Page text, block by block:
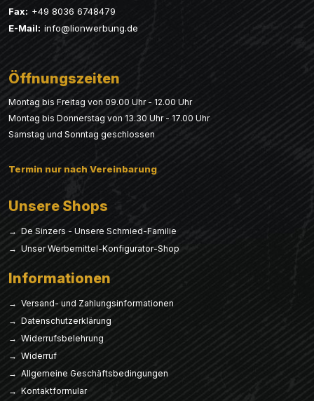
Fax: +49 8036 6748479
E-Mail: info@lionwerbung.de
Öffnungszeiten
Montag bis Freitag von 09.00 Uhr - 12.00 Uhr
Montag bis Donnerstag von 13.30 Uhr - 17.00 Uhr
Samstag und Sonntag geschlossen
Termin nur nach Vereinbarung
Unsere Shops
→ De Sinzers - Unsere Schmied-Familie
→ Unser Werbemittel-Konfigurator-Shop
Informationen
→ Versand- und Zahlungsinformationen
→ Datenschutzerklärung
→ Widerrufsbelehrung
→ Widerruf
→ Allgemeine Geschäftsbedingungen
→ Kontaktformular